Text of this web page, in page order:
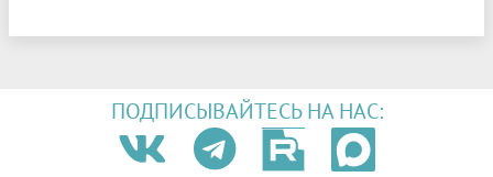
ПОДПИСЫВАЙТЕСЬ НА НАС: